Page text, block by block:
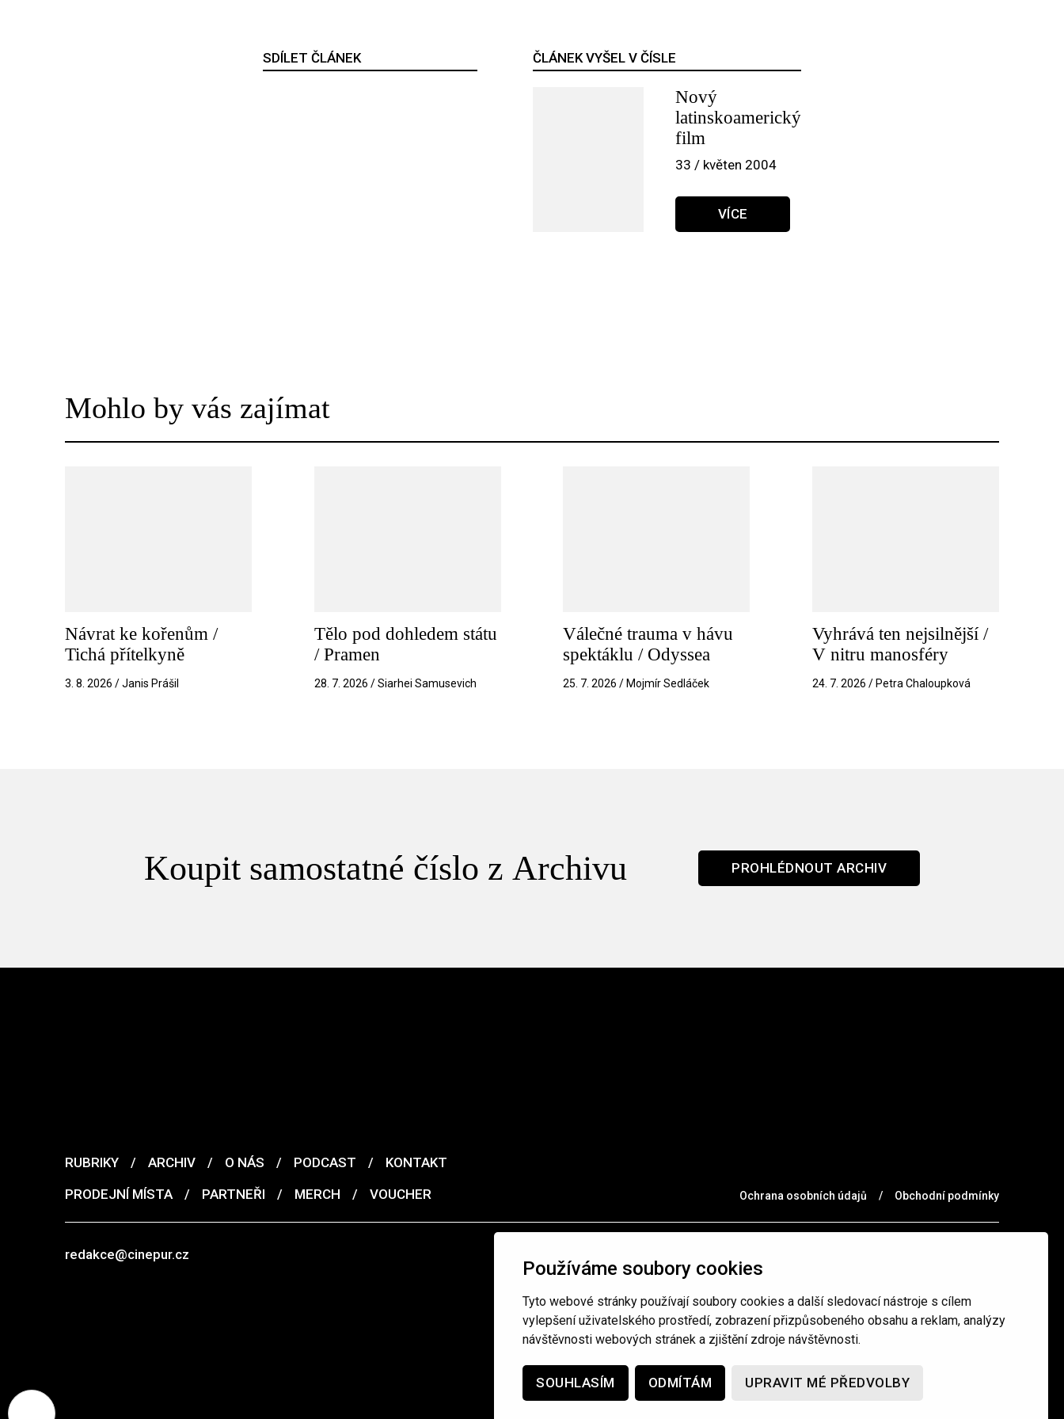
Používáme soubory cookies
Tyto webové stránky používají soubory cookies a další sledovací nástroje s cílem
vylepšení uživatelského prostředí, zobrazení přizpůsobeného obsahu a reklam, analýzy
návštěvnosti webových stránek a zjištění zdroje návštěvnosti.
SOUHLASÍM ODMÍTÁM UPRAVIT MÉ PŘEDVOLBY
SDÍLET ČLÁNEK ČLÁNEK VYŠEL V ČÍSLE
Nový
latinskoamerický
film
33 / květen 2004
VÍCE
Mohlo by vás zajímat
Návrat ke kořenům /
Tichá přítelkyně
3. 8. 2026 / Janis Prášil
Tělo pod dohledem státu
/ Pramen
28. 7. 2026 / Siarhei Samusevich
Válečné trauma v hávu
spektáklu / Odyssea
25. 7. 2026 / Mojmír Sedláček
Vyhrává ten nejsilnější /
V nitru manosféry
24. 7. 2026 / Petra Chaloupková
Koupit samostatné číslo z Archivu PROHLÉDNOUT ARCHIV
RUBRIKY / ARCHIV / O NÁS / PODCAST /
KONTAKT
PRODEJNÍ MÍSTA
/ PARTNEŘI / MERCH / VOUCHER Ochrana osobních údajů / Obchodní podmínky
redakce@cinepur.cz